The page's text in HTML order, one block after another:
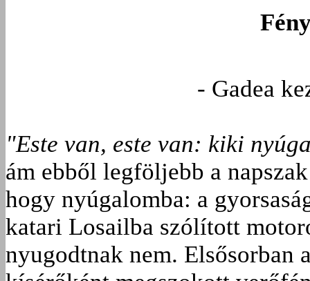
- Gadea
"Este van, este van: kiki
ám ebből legföljebb a
hogy nyúgalomba: a
katari Losailba szólított
nyugodtnak nem. Elsősorban